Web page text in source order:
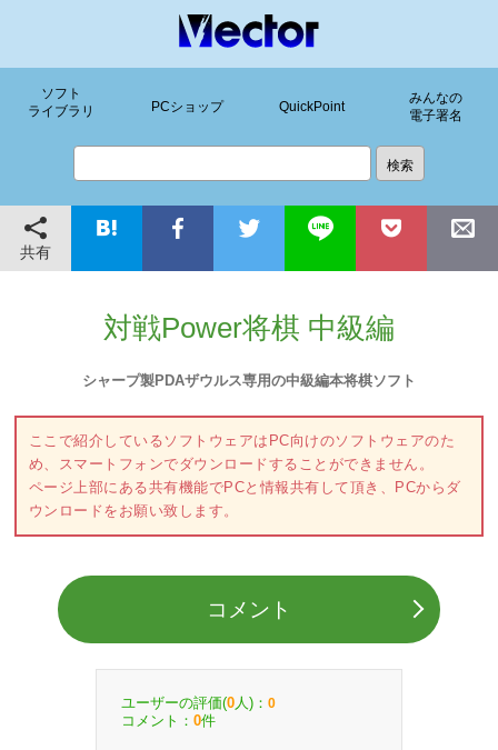
ソフト
ライブラリ
PCショップ QuickPoint
みんなの
電子署名
共有
対戦Power将棋 中級編
シャープ製PDAザウルス専用の中級編本将棋ソフト
ここで紹介しているソフトウェアはPC向けのソフトウェアのた
め、スマートフォンでダウンロードすることができません。
ページ上部にある共有機能でPCと情報共有して頂き、PCからダ
ウンロードをお願い致します。
コメント
ユーザーの評価(0 人)： 0
コメント： 0件